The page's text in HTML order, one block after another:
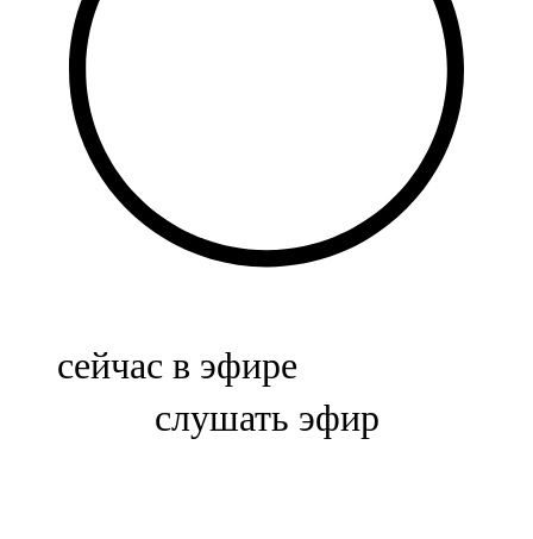
Балык бистәсе
104,9 FM
Баулы
107,5 FM
Биләр
Болгар
сейчас в эфире
слушать эфир